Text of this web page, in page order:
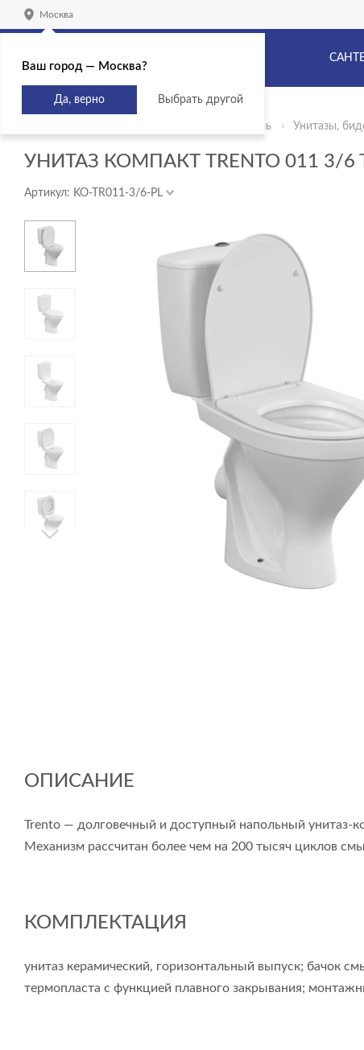
Москва
Сантехника и мебель Унитазы,
УНИТАЗ КОМПАКТ TRENTO 011 3/6
Артикул: KO-TR011-3/6-PL
ОПИСАНИЕ
Trento — долговечный и доступный напольный
Механизм рассчитан более чем на 200 тысяч циклов
КОМПЛЕКТАЦИЯ
унитаз керамический, горизонтальный выпуск; бачок
термопласта с функцией плавного закрывания;
Ваш город — Москва?
Да, верно Выбрать другой